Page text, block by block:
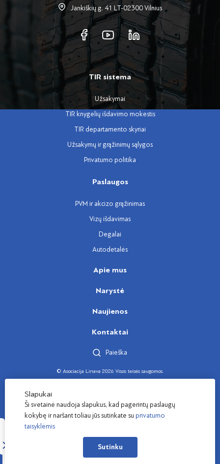
Jankiškių g. 41 LT-02300 Vilnius
TIR sistema
Užsakymai
TIR knygelių išdavimo mokestis
TIR departamento skyriai
Užsakymų ir grąžinimų sąlygos
Privatumo politika
Paslaugos
PVM ir akcizo grąžinimas
Vizų išdavimas
Degalai
Autodetalės
Apie mus
Narystė
Naujienos
Kontaktai
Paieška
© Asociacija Linava 2026 Visos teisės saugomos.
Slapukai
Ši svetainė naudoja slapukus, kad pagerintų paslaugų
kokybę ir naršant toliau jūs sutinkate su privatumo
taisyklėmis
Sutinku